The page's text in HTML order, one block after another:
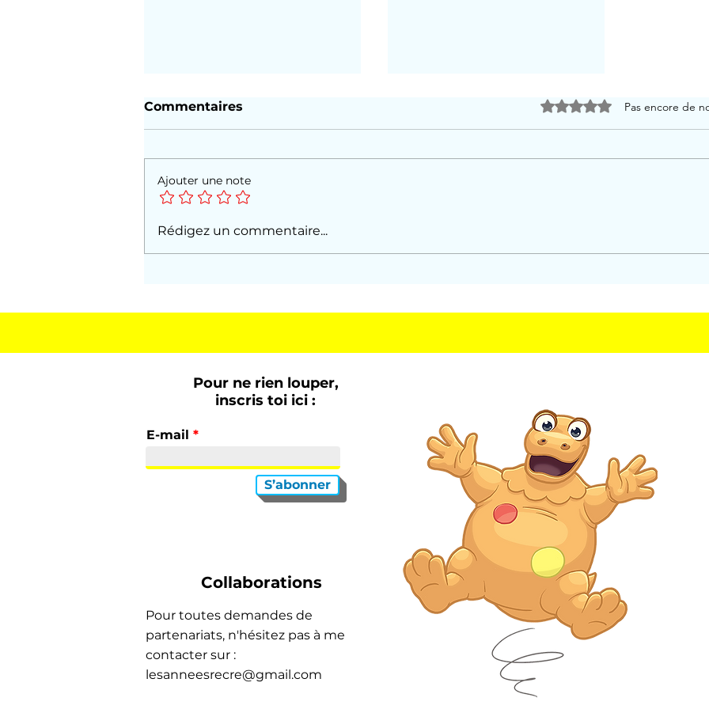
Où est le garçon ? À
Sanary, avec Dorothée,
été 1992
Commentaires Noté 0 étoile sur 5.Pas encore de
Ajouter une note
Rédigez un commentaire...
Pour ne rien louper,
inscris toi ici :
E-mail
S’abonner
Collaborations
Pour toutes demandes de
partenariats, n'hésitez pas à me
contacter sur :
lesanneesrecre@gmail.com